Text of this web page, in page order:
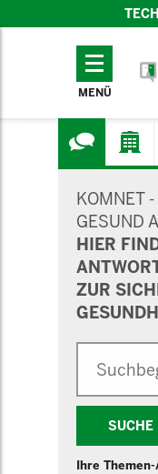
TECHNISCHES
MENÜ
KOMNET
GESUND
HIER
ZUR
SUCHE
Ihre